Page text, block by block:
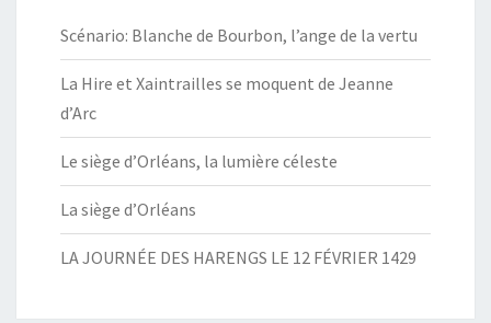
Scénario: Blanche de Bourbon, l’ange de la vertu
La Hire et Xaintrailles se moquent de Jeanne
d’Arc
Le siège d’Orléans, la lumière céleste
La siège d’Orléans
LA JOURNÉE DES HARENGS LE 12 FÉVRIER 1429